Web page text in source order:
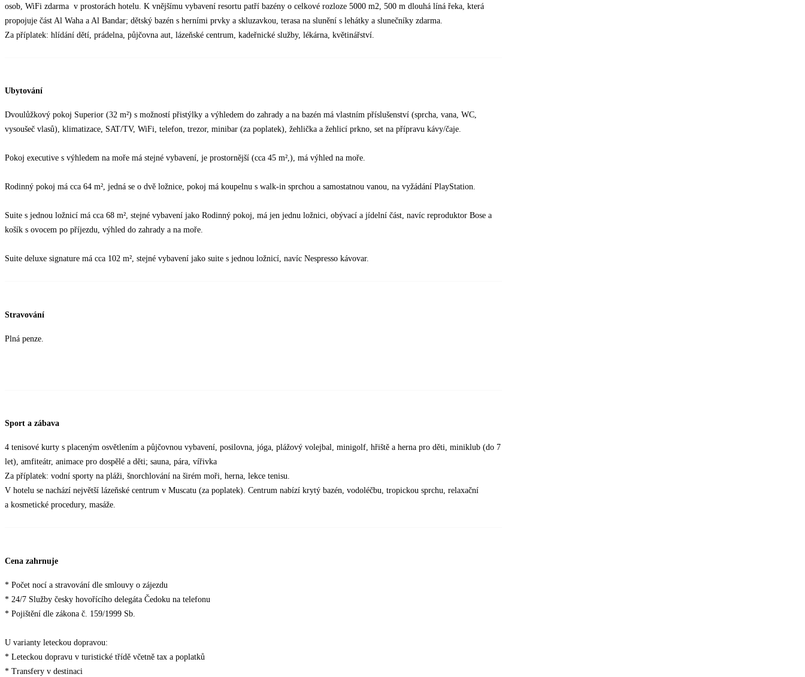
osob, WiFi zdarma v prostorách hotelu. K vnějšímu vybavení resortu patří bazény o celkové rozloze 5000 m2, 500 m dlouhá líná řeka, která
propojuje část Al Waha a Al Bandar; dětský bazén s herními prvky a skluzavkou, terasa na slunění s lehátky a slunečníky zdarma.
Za příplatek: hlídání dětí, prádelna, půjčovna aut, lázeňské centrum, kadeřnické služby, lékárna, květinářství.
Ubytování
Dvoulůžkový pokoj Superior (32 m²) s možností přistýlky a výhledem do zahrady a na bazén má vlastním příslušenství (sprcha, vana, WC,
vysoušeč vlasů), klimatizace, SAT/TV, WiFi, telefon, trezor, minibar (za poplatek), žehlička a žehlicí prkno, set na přípravu kávy/čaje.
Pokoj executive s výhledem na moře má stejné vybavení, je prostornější (cca 45 m²,), má výhled na moře.
Rodinný pokoj má cca 64 m², jedná se o dvě ložnice, pokoj má koupelnu s walk-in sprchou a samostatnou vanou, na vyžádání PlayStation.
Suite s jednou ložnicí má cca 68 m², stejné vybavení jako Rodinný pokoj, má jen jednu ložnici, obývací a jídelní část, navíc reproduktor Bose a
košík s ovocem po příjezdu, výhled do zahrady a na moře.
Suite deluxe signature má cca 102 m², stejné vybavení jako suite s jednou ložnicí, navíc Nespresso kávovar.
Stravování
Plná penze.
Sport a zábava
4 tenisové kurty s placeným osvětlením a půjčovnou vybavení, posilovna, jóga, plážový volejbal, minigolf, hřiště a herna pro děti, miniklub (do 7
let), amfiteátr, animace pro dospělé a děti; sauna, pára, vířivka
Za příplatek: vodní sporty na pláži, šnorchlování na širém moři, herna, lekce tenisu.
V hotelu se nachází největší lázeňské centrum v Muscatu (za poplatek). Centrum nabízí krytý bazén, vodoléčbu, tropickou sprchu, relaxační
a kosmetické procedury, masáže.
Cena zahrnuje
* Počet nocí a stravování dle smlouvy o zájezdu
* 24/7 Služby česky hovořícího delegáta Čedoku na telefonu
* Pojištění dle zákona č. 159/1999 Sb.
U varianty leteckou dopravou:
* Leteckou dopravu v turistické třídě včetně tax a poplatků
* Transfery v destinaci